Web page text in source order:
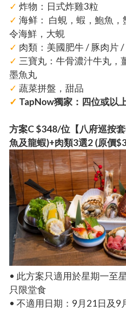
✓ 炸物：日式炸雞3粒
✓ 海鲜： 白蜆，蝦，鮑魚
令海鮮，大蜆
✓ 肉類：美國肥牛 / 豚肉片 /
✓ 三寶丸：牛骨濃汁牛丸，
墨魚丸
✓ 蔬菜拼盤，甜品
✓ TapNow獨家：四位或以
方案C $348/位【八府巡按
魚及龍蝦)+肉類3選2 (原價
• 此方案只適用於星期一至
只限堂食
• 不適用日期：9月21日及9